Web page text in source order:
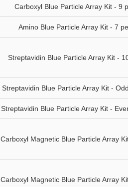
Carboxyl Blue Particle Array Kit - 9
Amino Blue Particle Array Kit - 7
Streptavidin Blue Particle Array Kit -
Streptavidin Blue Particle Array Kit -
Streptavidin Blue Particle Array Kit -
Carboxyl Magnetic Blue Particle Array
Carboxyl Magnetic Blue Particle Array